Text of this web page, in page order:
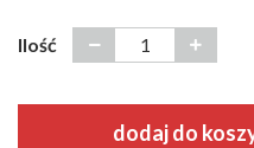
Ilość
dodaj do